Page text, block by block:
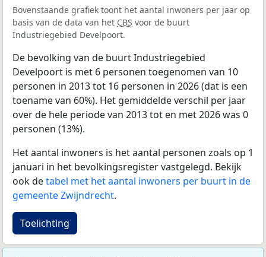
Bovenstaande grafiek toont het aantal inwoners per jaar op
basis van de data van het CBS voor de buurt
Industriegebied Develpoort.
De bevolking van de buurt Industriegebied
Develpoort is met 6 personen toegenomen van 10
personen in 2013 tot 16 personen in 2026 (dat is een
toename van 60%). Het gemiddelde verschil per jaar
over de hele periode van 2013 tot en met 2026 was 0
personen (13%).
Het aantal inwoners is het aantal personen zoals op 1
januari in het bevolkingsregister vastgelegd. Bekijk
ook detabel met het aantal inwoners per buurt in de
gemeente Zwijndrecht.
Toelichting